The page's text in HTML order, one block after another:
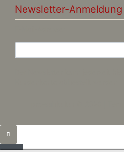
Newsletter-Anmeldung